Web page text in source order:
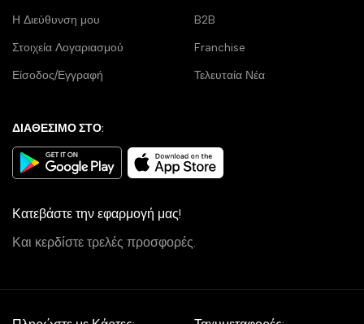
Η Διεύθυνση μου
Στοιχεία Λογαριασμού
Είσοδος/Εγγραφή
B2B
Franchise
Τελευταία Νέα
ΔΙΑΘΕΣΙΜΟ ΣΤΟ:
Κατεβάστε την εφαρμογή μας!
Και κερδίστε τρελές προσφορές.